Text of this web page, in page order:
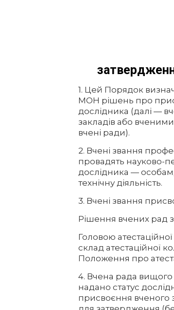
1. Цей Порядок
МОН рішень про
дослідника (далі —
закладів або
вчені ради).
2. Вчені звання
провадять науково-
дослідника —
технічну діяльність.
3. Вчені звання
Рішення вчених рад
Головою
склад атестаційної
Положення про
4. Вчена рада вищого
надано статус
присвоєння вченого